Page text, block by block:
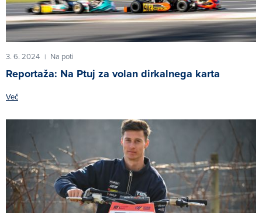
3. 6. 2024 | Na poti
Reportaža: Na Ptuj za volan dirkalnega karta
Več